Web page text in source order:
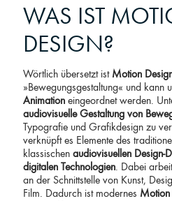
WAS IST
DESIGN?
Wörtlich übersetzt ist Motion
»Bewegungsgestaltung« und kann
Animation eingeordnet werden.
audiovisuelle Gestaltung von
Typografie und Grafikdesign zu
verknüpft es Elemente des
klassischen audiovisuellen Design-
digitalen Technologien. Dabei
an der Schnittstelle von Kunst,
Film. Dadurch ist modernes Motion